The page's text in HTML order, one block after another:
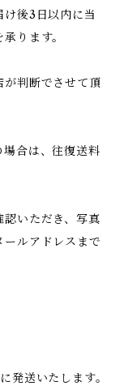
後3日以内に当
ります。
が判断でさせて頂
合は、往復送料
いただき、写真
ールアドレスまで
発送いたします。